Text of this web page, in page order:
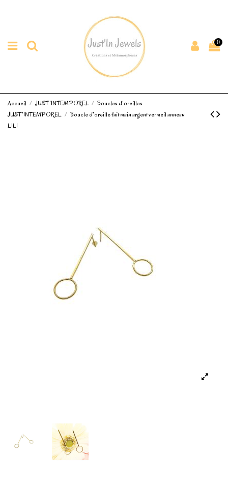
0
Accueil JUST'INTEMPOREL
Boucles d'oreilles
JUST'INTEMPOREL
Boucle d'oreille fait main argent vermeil anneau
LILI